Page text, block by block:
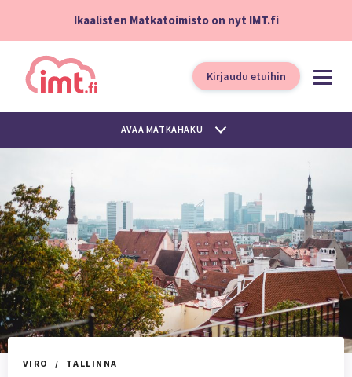
Ikaalisten Matkatoimisto on nyt IMT.fi
Kirjaudu etuihin
AVAA MATKAHAKU
VIRO
TALLINNA